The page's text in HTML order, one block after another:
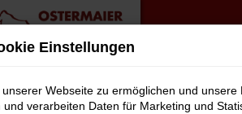
Einstellungen
Webseite zu ermöglichen und unsere
verarbeiten Daten für Marketing und